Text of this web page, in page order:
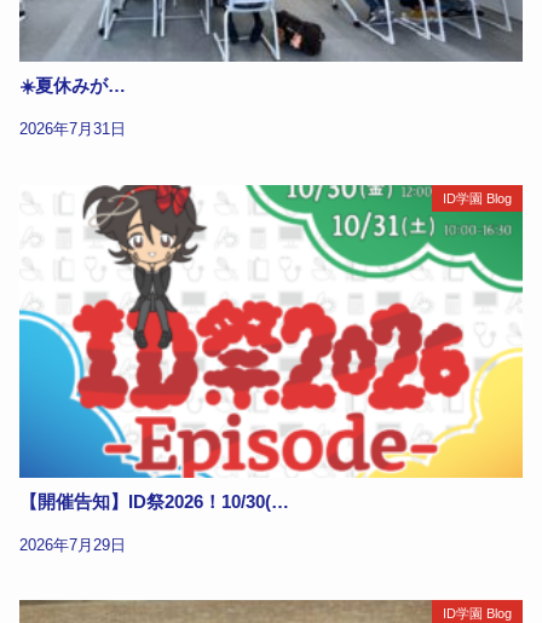
☀️夏休みが…
2026年7月31日
ID学園 Blog
【開催告知】ID祭2026！10/30(…
2026年7月29日
ID学園 Blog